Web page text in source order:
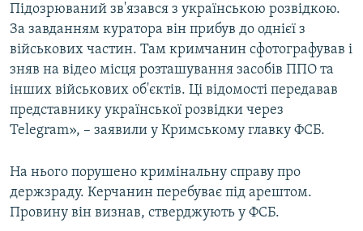
Підозрюваний зв'язався з українською розвідкою.
За завданням куратора він прибув до однієї з
військових частин. Там кримчанин сфотографував і
зняв на відео місця розташування засобів ППО та
інших військових об'єктів. Ці відомості передавав
представнику української розвідки через
Telegram», – заявили у Кримському главку ФСБ.
На нього порушено кримінальну справу про
держзраду. Керчанин перебуває під арештом.
Провину він визнав, стверджують у ФСБ.